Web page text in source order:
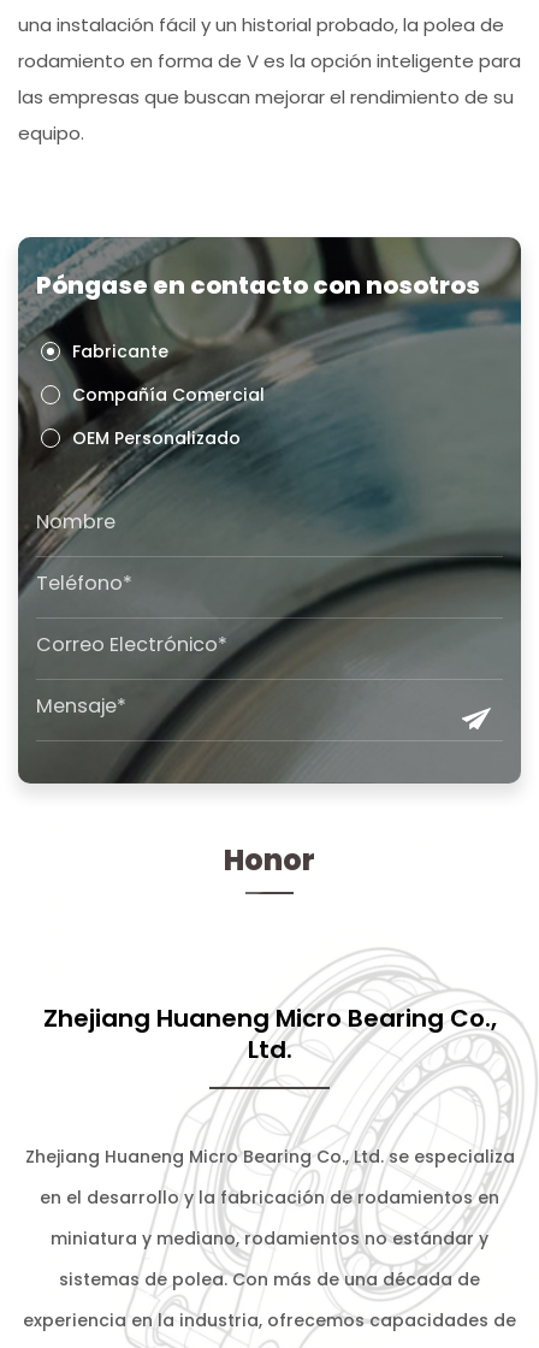
una instalación fácil y un historial probado, la polea de
rodamiento en forma de V es la opción inteligente para
las empresas que buscan mejorar el rendimiento de su
equipo.
Póngase en contacto con nosotros
Fabricante
Compañía Comercial
OEM Personalizado
Honor
Zhejiang Huaneng Micro Bearing Co.,
Ltd.
Zhejiang Huaneng Micro Bearing Co., Ltd. se especializa
en el desarrollo y la fabricación de rodamientos en
miniatura y mediano, rodamientos no estándar y
sistemas de polea. Con más de una década de
experiencia en la industria, ofrecemos capacidades de